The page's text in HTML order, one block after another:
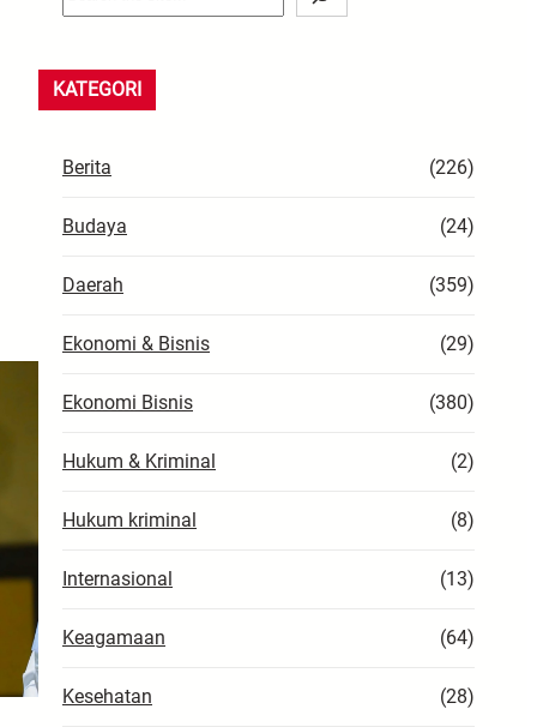
e
r
c
KATEGORI
Berita (226)
Budaya (24)
Daerah (359)
Ekonomi & Bisnis (29)
Ekonomi Bisnis (380)
Hukum & Kriminal (2)
Hukum kriminal (8)
Internasional (13)
Keagamaan (64)
Kesehatan (28)